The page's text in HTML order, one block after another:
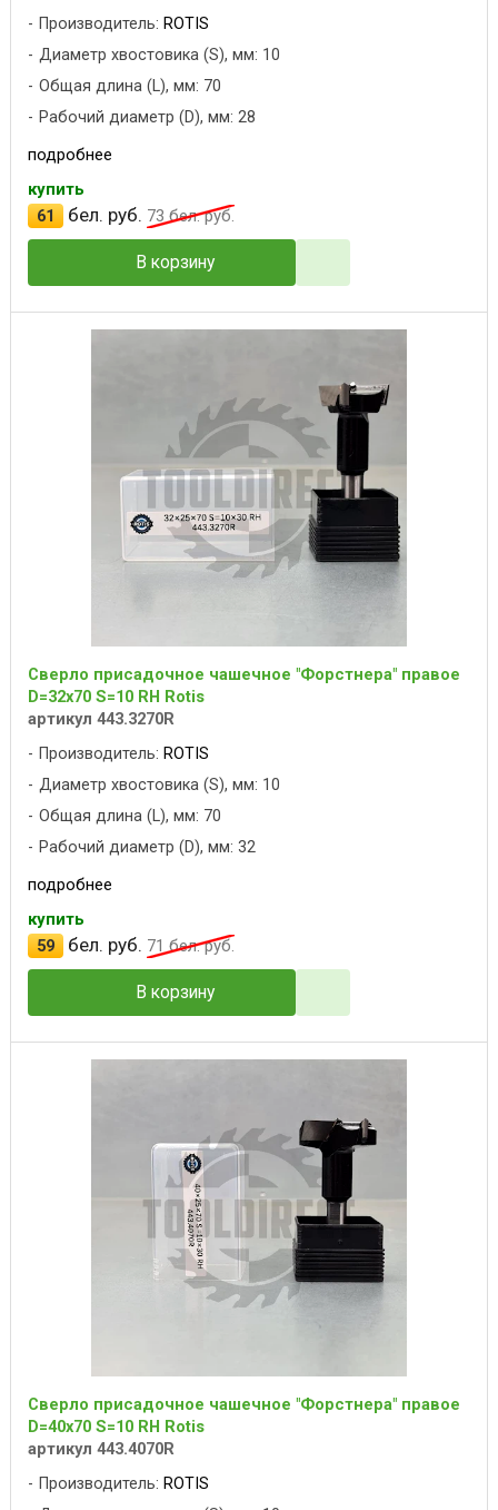
Производитель: ROTIS
Диаметр хвостовика (S), мм: 10
Общая длина (L), мм: 70
Рабочий диаметр (D), мм: 28
подробнее
купить
61
бел. руб. 73бел. руб.
В корзину
Сверло присадочное чашечное "Форстнера" правое
D=32x70 S=10 RH Rotis
артикул 443.3270R
Производитель: ROTIS
Диаметр хвостовика (S), мм: 10
Общая длина (L), мм: 70
Рабочий диаметр (D), мм: 32
подробнее
купить
59
бел. руб. 71 бел. руб.
В корзину
Сверло присадочное чашечное "Форстнера" правое
D=40x70 S=10 RH Rotis
артикул 443.4070R
Производитель: ROTIS